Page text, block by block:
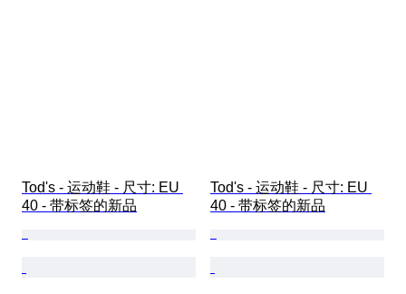
Tod's - 运动鞋 - 尺寸: EU
40 - 带标签的新品
Tod's - 运动鞋 - 尺寸: EU
40 - 带标签的新品